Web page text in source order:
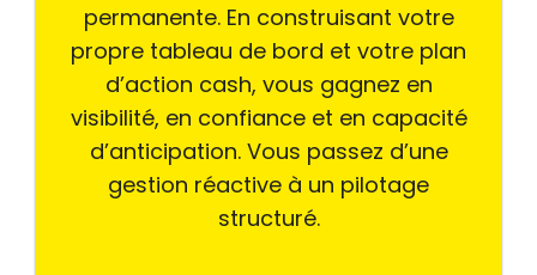
permanente. En construisant votre
propre tableau de bord et votre plan
d’action cash, vous gagnez en
visibilité, en confiance et en capacité
d’anticipation. Vous passez d’une
gestion réactive à un pilotage
structuré.